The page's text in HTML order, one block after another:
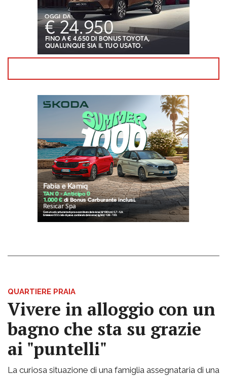
QUARTIERE PRAIA
Vivere in alloggio con un
bagno che sta su grazie
ai "puntelli"
La curiosa situazione di una famiglia assegnataria di una